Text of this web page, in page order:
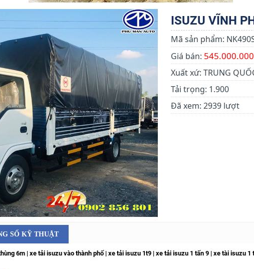
ISUZU VĨNH
Mã sản phẩm:
Giá bán:
Xuất xứ: TRUNG
Tải trọng: 1.900
Đã xem: 2939 lượt
SỐ KỸ THUẬT
6m | xe tải isuzu vào thành phố | xe tải isuzu 1t9 | xe tải isuzu 1 tấn 9 | xe tài isuzu